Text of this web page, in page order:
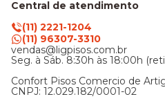
Central de atendimento
(11) 2221-1204
(11) 96307-3310
vendas@ligpisos.com.br
Seg. à Sáb. 8:30h às 18:00h
Confort Pisos Comercio de
CNPJ: 12.029.182/0001-02